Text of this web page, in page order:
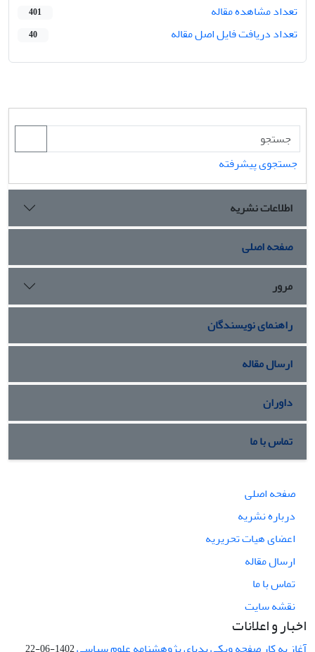
تعداد مشاهده مقاله
401
تعداد دریافت فایل اصل مقاله 40
جستجوی پیشرفته
اطلاعات نشریه
صفحه اصلی
مرور
راهنمای نویسندگان
ارسال مقاله
داوران
تماس با ما
صفحه اصلی
درباره نشریه
اعضای هیات تحریریه
ارسال مقاله
تماس با ما
نقشه سایت
اخبار و اعلانات